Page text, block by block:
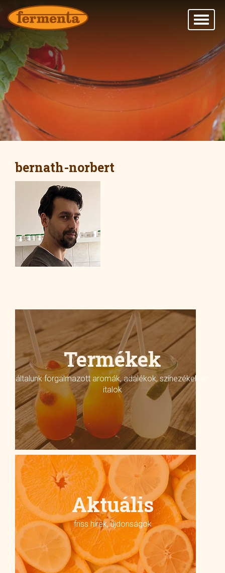
bernath-norbert
Termékek
általunk forgalmazott aromák, adalékok, színezékek és
italok
Aktuális
friss hírek, újdonságok